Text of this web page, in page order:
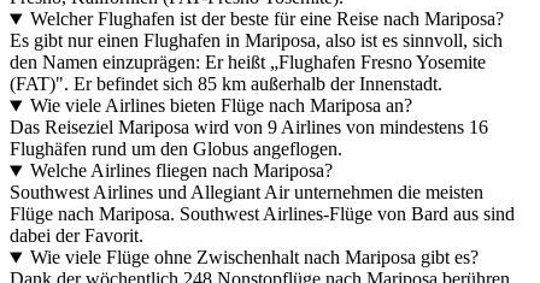
Welcher Flughafen ist der beste für eine Reise nach Mariposa?
Es gibt nur einen Flughafen in Mariposa, also ist es sinnvoll, sich
den Namen einzuprägen: Er heißt „Flughafen Fresno Yosemite
(FAT)". Er befindet sich 85 km außerhalb der Innenstadt.
Wie viele Airlines bieten Flüge nach Mariposa an?
Das Reiseziel Mariposa wird von 9 Airlines von mindestens 16
Flughäfen rund um den Globus angeflogen.
Welche Airlines fliegen nach Mariposa?
Southwest Airlines und Allegiant Air unternehmen die meisten
Flüge nach Mariposa. Southwest Airlines-Flüge von Bard aus sind
dabei der Favorit.
Wie viele Flüge ohne Zwischenhalt nach Mariposa gibt es?